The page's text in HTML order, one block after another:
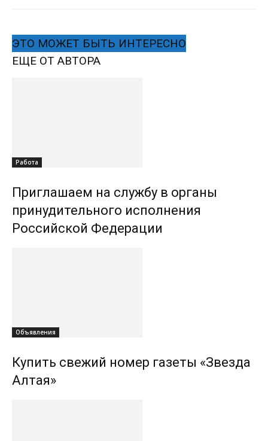
ЭТО МОЖЕТ БЫТЬ ИНТЕРЕСНО
ЕЩЕ ОТ АВТОРА
Работа
Приглашаем на службу в органы
принудительного исполнения
Российской Федерации
Объявления
Купить свежий номер газеты «Звезда
Алтая»